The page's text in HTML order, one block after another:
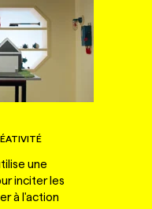
une
inciter les
à l'action